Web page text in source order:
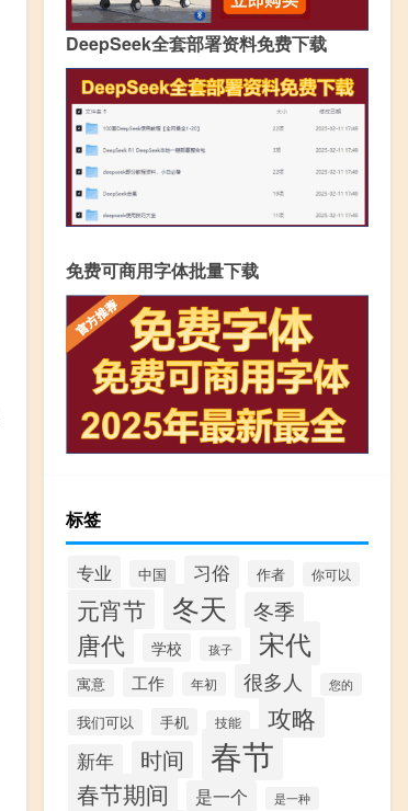
DeepSeek全套部署资料免费下载
免费可商用字体批量下载
标签
专业 中国 习俗 作者 你可以
元宵节 冬天 冬季
唐代 学校 孩子 宋代
寓意 工作 年初 很多人 您的
我们可以 手机 技能 攻略
新年 时间 春节
春节期间 是一个 是一种